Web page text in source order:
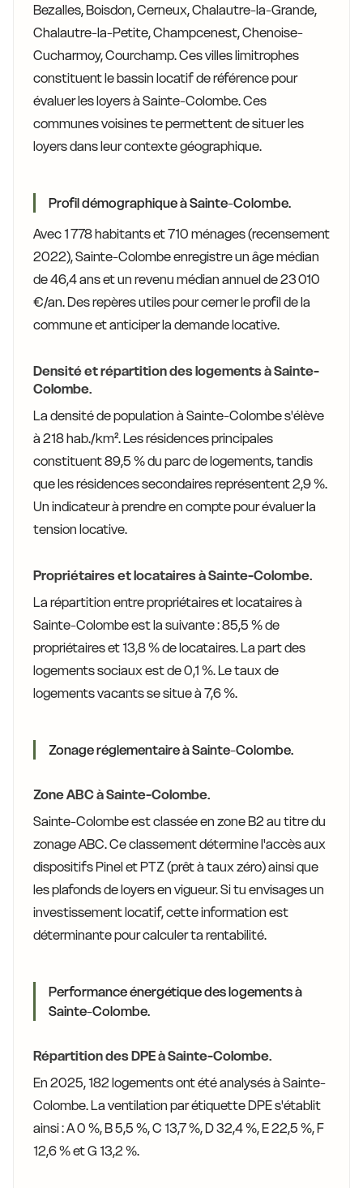
Bezalles, Boisdon, Cerneux, Chalautre-la-Grande,
Chalautre-la-Petite, Champcenest, Chenoise-
Cucharmoy, Courchamp. Ces villes limitrophes
constituent le bassin locatif de référence pour
évaluer les loyers à Sainte-Colombe. Ces
communes voisines te permettent de situer les
loyers dans leur contexte géographique.
Profil démographique à Sainte-Colombe.
Avec 1 778 habitants et 710 ménages (recensement
2022), Sainte-Colombe enregistre un âge médian
de 46,4 ans et un revenu médian annuel de 23 010
€/an. Des repères utiles pour cerner le profil de la
commune et anticiper la demande locative.
Densité et répartition des logements à Sainte-
Colombe.
La densité de population à Sainte-Colombe s'élève
à 218 hab./km². Les résidences principales
constituent 89,5 % du parc de logements, tandis
que les résidences secondaires représentent 2,9 %.
Un indicateur à prendre en compte pour évaluer la
tension locative.
Propriétaires et locataires à Sainte-Colombe.
La répartition entre propriétaires et locataires à
Sainte-Colombe est la suivante : 85,5 % de
propriétaires et 13,8 % de locataires. La part des
logements sociaux est de 0,1 %. Le taux de
logements vacants se situe à 7,6 %.
Zonage réglementaire à Sainte-Colombe.
Zone ABC à Sainte-Colombe.
Sainte-Colombe est classée en zone B2 au titre du
zonage ABC. Ce classement détermine l'accès aux
dispositifs Pinel et PTZ (prêt à taux zéro) ainsi que
les plafonds de loyers en vigueur. Si tu envisages un
investissement locatif, cette information est
déterminante pour calculer ta rentabilité.
Performance énergétique des logements à
Sainte-Colombe.
Répartition des DPE à Sainte-Colombe.
En 2025, 182 logements ont été analysés à Sainte-
Colombe. La ventilation par étiquette DPE s'établit
ainsi : A 0 %, B 5,5 %, C 13,7 %, D 32,4 %, E 22,5 %, F
12,6 % et G 13,2 %.